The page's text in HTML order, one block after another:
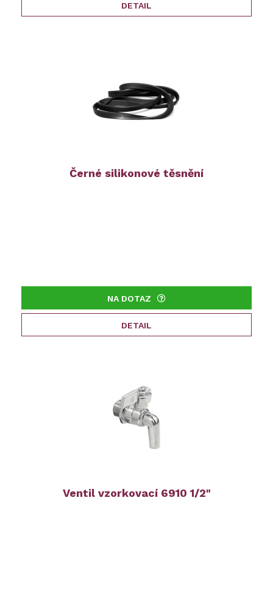
DETAIL
Černé silikonové těsnění
NA DOTAZ
DETAIL
Ventil vzorkovací 6910 1/2"